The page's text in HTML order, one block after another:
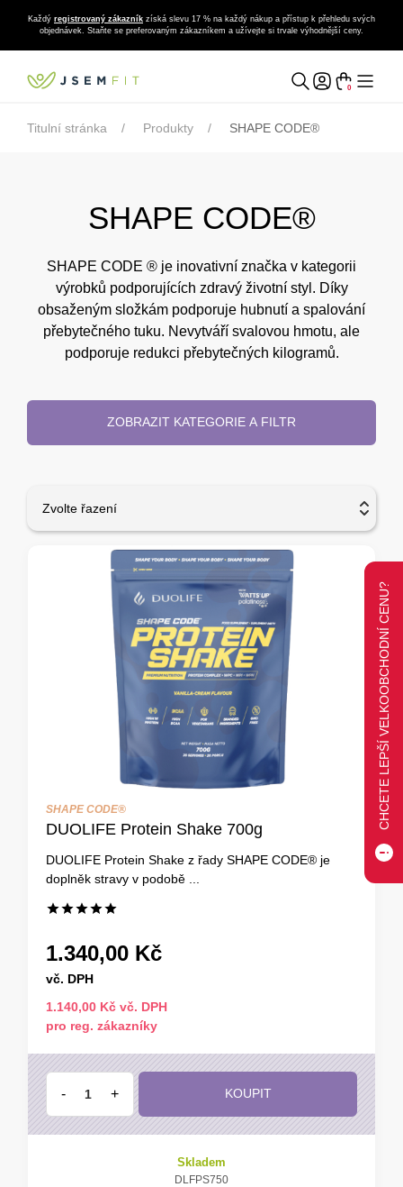
Každý registrovaný zákazník získá slevu 17 % na každý nákup a přístup k přehledu svých
objednávek. Staňte se preferovaným zákazníkem a užívejte si trvale výhodnější ceny.
0
Titulní stránka Produkty SHAPE CODE®
SHAPE CODE®
SHAPE CODE ® je inovativní značka v kategorii
výrobků podporujících zdravý životní styl. Díky
obsaženým složkám podporuje hubnutí a spalování
přebytečného tuku. Nevytváří svalovou hmotu, ale
podporuje redukci přebytečných kilogramů.
ZOBRAZIT KATEGORIE A FILTR
Zvolte řazení
SHAPE CODE®
DUOLIFE Protein Shake 700g
DUOLIFE Protein Shake z řady SHAPE CODE® je
doplněk stravy v podobě ...
1.340,00 Kč
vč. DPH
1.140,00 Kč vč. DPH
pro reg. zákazníky
- + KOUPIT
Skladem
DLFPS750
CHCETE LEPŠÍ VELKOOBCHODNÍ CENU?